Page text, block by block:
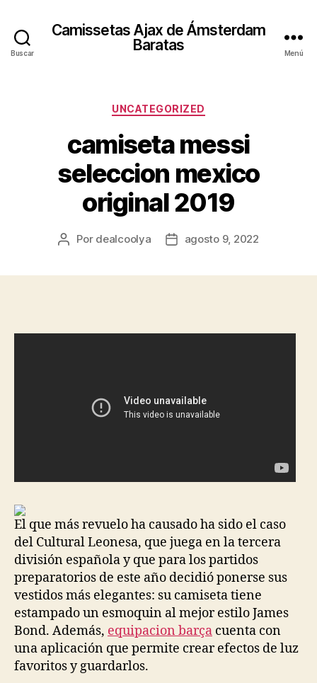
Buscar
Camissetas Ajax de Ámsterdam
Baratas
Menú
Categorías
UNCATEGORIZED
camiseta messi
seleccion mexico
original 2019
Autor
Por dealcoolya
Fechaagosto 9, 2022
El que más revuelo ha causado ha sido el caso
del Cultural Leonesa, que juega en la tercera
división española y que para los partidos
preparatorios de este año decidió ponerse sus
vestidos más elegantes: su camiseta tiene
estampado un esmoquin al mejor estilo James
Bond. Además, equipacion barça cuenta con
una aplicación que permite crear efectos de luz
favoritos y guardarlos.